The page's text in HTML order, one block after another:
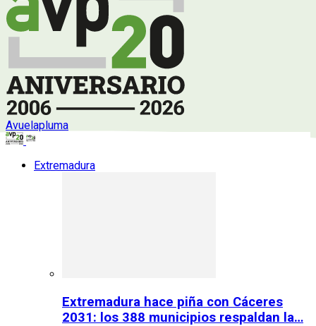
Avuelapluma
Extremadura
Extremadura hace piña con Cáceres
2031: los 388 municipios respaldan la…